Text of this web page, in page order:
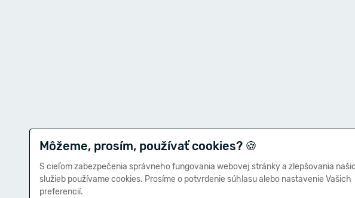
Môžeme, prosím, používať cookies? 🍪
S cieľom zabezpečenia správneho fungovania webovej stránky a zlepšovania
služieb používame cookies. Prosíme o potvrdenie súhlasu alebo nastavenie Vašich
preferencií.